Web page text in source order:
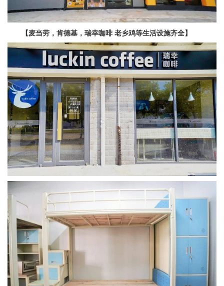
【麦当劳，肯德基，瑞幸咖啡 老乡鸡等生活设施齐全】